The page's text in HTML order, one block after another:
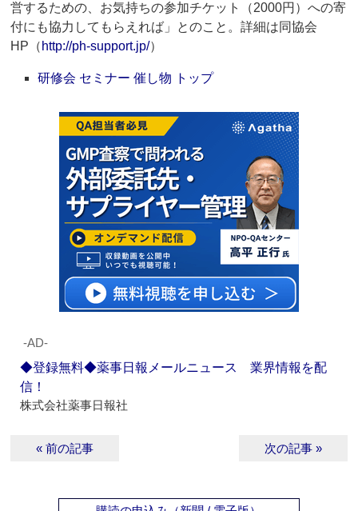
営するための、お気持ちの参加チケット（2000円）への寄
付にも協力してもらえれば」とのこと。詳細は同協会
HP（ http://ph-support.jp/）
研修会 セミナー 催し物 トップ
‐AD‐
◆登録無料◆薬事日報メールニュース 業界情報を配
信！
株式会社薬事日報社
« 前の記事 次の記事 »